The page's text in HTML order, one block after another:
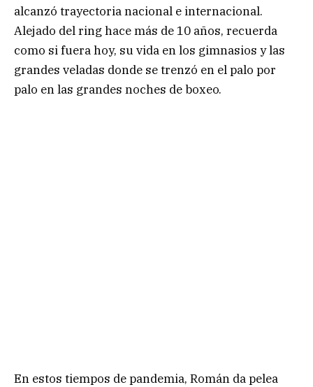
alcanzó trayectoria nacional e internacional.
Alejado del ring hace más de 10 años, recuerda
como si fuera hoy, su vida en los gimnasios y las
grandes veladas donde se trenzó en el palo por
palo en las grandes noches de boxeo.
En estos tiempos de pandemia, Román da pelea